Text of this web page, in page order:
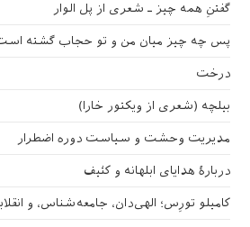
مسابقه
مصرف‌گرایی
معرفی کتاب
(۲)
مناسبت‌ها
گرسنگی
گفتنِ همه چیز ـ شعری از پل الوار
پس چه چیز میان من و تو حجاب گشته
درخت
بیلچه (شعری از ویکتور خارا)
مدیریت وحشت و سیاست دوره اضطرار
دربارهٔ هدایای ابلهانه و کثیف
کامیلو تورِس؛ الهی‌دان، جامعه‌شناس، و